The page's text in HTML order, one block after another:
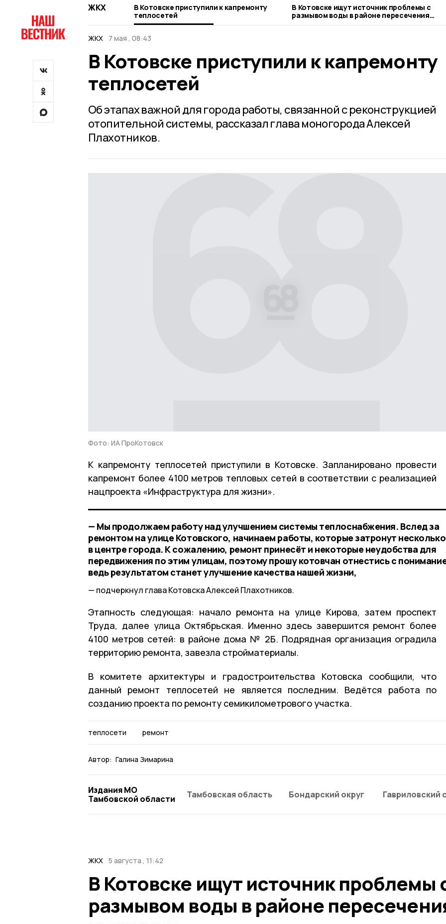
ЖКХ
В Котовске приступили к капремонту
теплосетей
В Котовске ищут источник проблемы с
размывом воды в районе пересечения
двух улиц
ЖКХ
7 мая , 08:43
В Котовске приступили к капремонту
теплосетей
Об этапах важной для города работы, связанной с реконструкцией
отопительной системы, рассказал глава моногорода Алексей
Плахотников.
Фото: ИА ПроКотовск
К капремонту теплосетей приступили в Котовске. Запланировано провести
капремонт более 4100 метров тепловых сетей в соответствии с реализацией
нацпроекта «Инфраструктура для жизни».
— Мы продолжаем работу над улучшением системы теплоснабжения. Вслед за
ремонтом на улице Котовского, начинаем работы, которые затронут
в центре города. К сожалению, ремонт принесёт и некоторые неудобства для
передвижения по этим улицам, поэтому прошу котовчан отнестись с
ведь результатом станет улучшение качества нашей жизни,
подчеркнул глава Котовска Алексей Плахотников.
Этапность следующая: начало ремонта на улице Кирова, затем проспект
Труда, далее улица Октябрьская. Именно здесь завершится ремонт более
4100 метров сетей: в районе дома № 2Б. Подрядная организация оградила
территорию ремонта, завезла стройматериалы.
В комитете архитектуры и градостроительства Котовска сообщили, что
данный ремонт теплосетей не является последним. Ведётся работа по
созданию проекта по ремонту семикилометрового участка.
теплосети ремонт
Автор: Галина Зимарина
Издания МО
Тамбовской области
Тамбовская область Бондарский округ Гавриловский
ЖКХ 5 августа , 11:42
В Котовске ищут источник проблемы
размывом воды в районе